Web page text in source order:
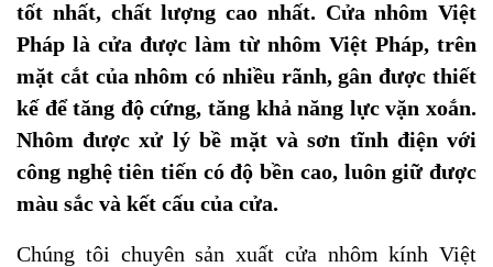
tốt nhất, chất lượng cao nhất. Cửa nhôm Việt
Pháp là cửa được làm từ nhôm Việt Pháp, trên
mặt cắt của nhôm có nhiều rãnh, gân được thiết
kế để tăng độ cứng, tăng khả năng lực vặn xoắn.
Nhôm được xử lý bề mặt và sơn tĩnh điện với
công nghệ tiên tiến có độ bền cao, luôn giữ được
màu sắc và kết cấu của cửa.
Chúng tôi chuyên sản xuất cửa nhôm kính Việt